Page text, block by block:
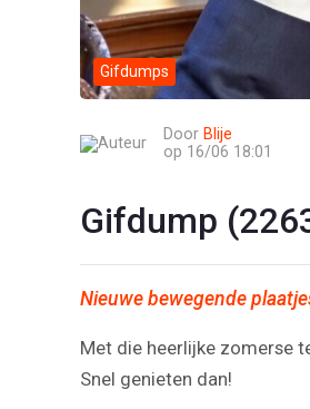
Gifdumps
Door Blije
op 16/06 18:01
Gifdump
Nieuwe bewegende
Met die heerlijke zomerse
Snel genieten dan!